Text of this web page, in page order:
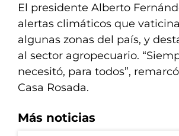
El presidente Alberto
alertas climáticos que
algunas zonas del país, y
al sector agropecuario.
necesitó, para todos”,
Casa Rosada.
Más noticias